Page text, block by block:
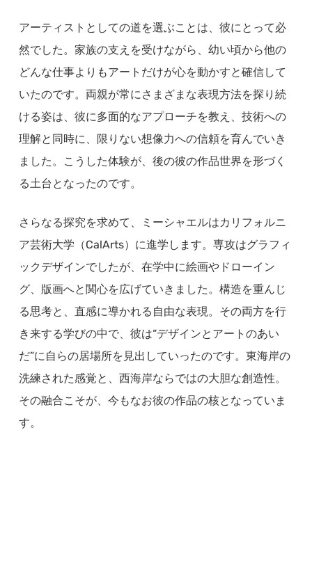
アーティストとしての道を選ぶことは、彼にとって必
然でした。家族の支えを受けながら、幼い頃から他の
どんな仕事よりもアートだけが心を動かすと確信して
いたのです。両親が常にさまざまな表現方法を探り続
ける姿は、彼に多面的なアプローチを教え、技術への
理解と同時に、限りない想像力への信頼を育んでいき
ました。こうした体験が、後の彼の作品世界を形づく
る土台となったのです。
さらなる探究を求めて、ミーシャエルはカリフォルニ
ア芸術大学（CalArts）に進学します。専攻はグラフィ
ックデザインでしたが、在学中に絵画やドローイン
グ、版画へと関心を広げていきました。構造を重んじ
る思考と、直感に導かれる自由な表現。その両方を行
き来する学びの中で、彼は“デザインとアートのあい
だ”に自らの居場所を見出していったのです。東海岸の
洗練された感覚と、西海岸ならではの大胆な創造性。
その融合こそが、今もなお彼の作品の核となっていま
す。